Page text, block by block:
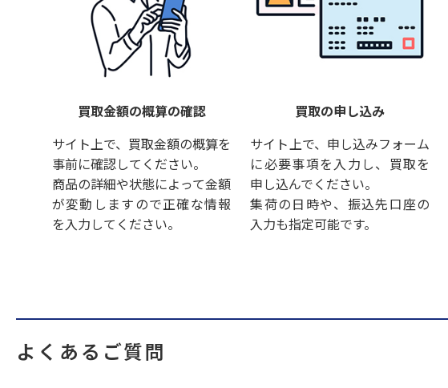
買取金額の概算の確認
サイト上で、買取金額の概算を
事前に確認してください。
商品の詳細や状態によって金額
が変動しますので正確な情報
を入力してください。
買取の申し込み
サイト上で、申し込みフォーム
に必要事項を入力し、買取を
申し込んでください。
集荷の日時や、振込先口座の
入力も指定可能です。
よくあるご質問